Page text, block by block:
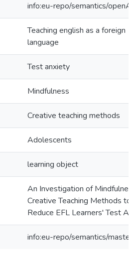
info:eu-repo/semantics/
Teaching english as a foreign
language
Test anxiety
Mindfulness
Creative teaching methods
Adolescents
learning object
An Investigation of
Creative Teaching Methods to
Reduce EFL Learners' Test
info:eu-repo/semantics/